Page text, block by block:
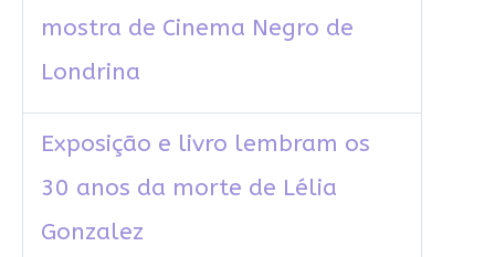
mostra de Cinema Negro de
Londrina
Exposição e livro lembram os
30 anos da morte de Lélia
Gonzalez